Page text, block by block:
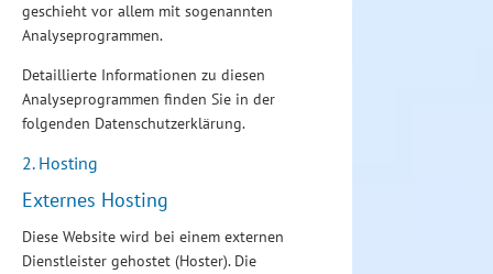
geschieht vor allem mit sogenannten
Analyseprogrammen.
Detaillierte Informationen zu diesen
Analyseprogrammen finden Sie in der
folgenden Datenschutzerklärung.
2. Hosting
Externes Hosting
Diese Website wird bei einem externen
Dienstleister gehostet (Hoster). Die